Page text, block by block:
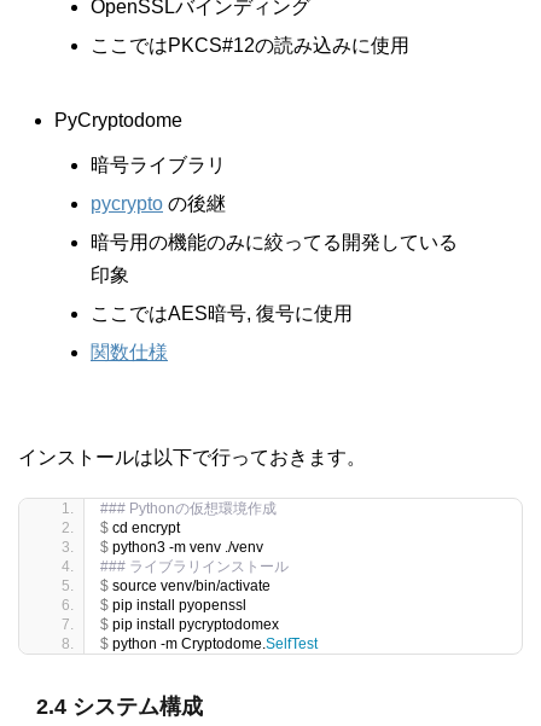
OpenSSLバインディング
ここではPKCS#12の読み込みに使用
PyCryptodome
暗号ライブラリ
pycrypto の後継
暗号用の機能のみに絞ってる開発している
印象
ここではAES暗号, 復号に使用
関数仕様
インストールは以下で行っておきます。
### Pythonの仮想環境作成
$ cd encrypt
$ python3 -m venv ./venv
### ライブラリインストール
$ source venv/bin/activate
$ pip install pyopenssl
$ pip install pycryptodomex
$ python -m Cryptodome.SelfTest
2.4 システム構成